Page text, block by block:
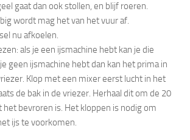
gaat dan ook stollen, en blijf roeren.
wordt mag het van het vuur af.
nu afkoelen.
als je een ijsmachine hebt kan je die
geen ijsmachine hebt dan kan het prima in
Klop met een mixer eerst lucht in het
de bak in de vriezer. Herhaal dit om de 20
bevroren is. Het kloppen is nodig om
ijs te voorkomen.